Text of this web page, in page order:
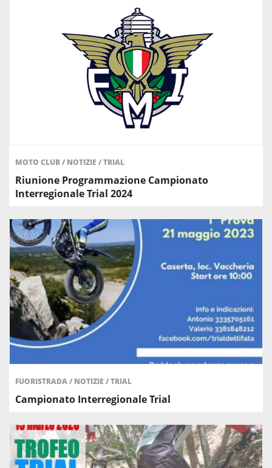
MOTO CLUB/ NOTIZIE /TRIAL
Riunione Programmazione Campionato
Interregionale Trial 2024
FUORISTRADA/ NOTIZIE /TRIAL
Campionato Interregionale Trial